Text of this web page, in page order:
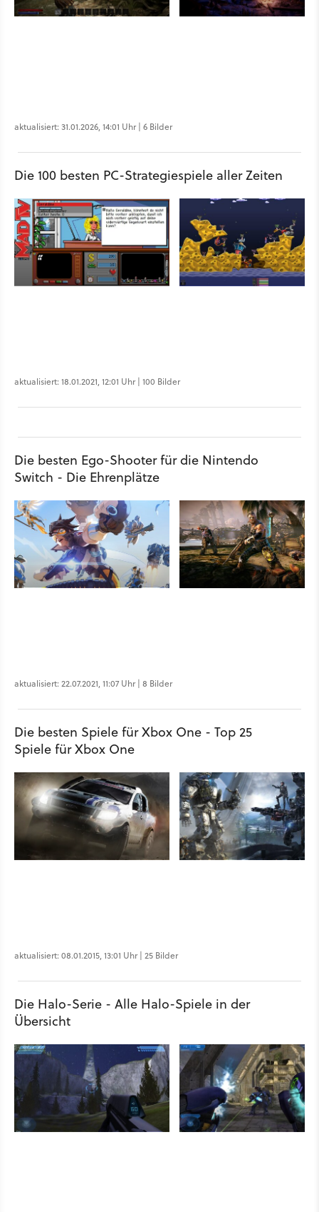
aktualisiert: 31.01.2026, 14:01 Uhr | 6 Bilder
Die 100 besten PC-Strategiespiele aller Zeiten
aktualisiert: 18.01.2021, 12:01 Uhr | 100 Bilder
Die besten Ego-Shooter für die Nintendo
Switch - Die Ehrenplätze
aktualisiert: 22.07.2021, 11:07 Uhr | 8 Bilder
Die besten Spiele für Xbox One - Top 25
Spiele für Xbox One
aktualisiert: 08.01.2015, 13:01 Uhr | 25 Bilder
Die Halo-Serie - Alle Halo-Spiele in der
Übersicht